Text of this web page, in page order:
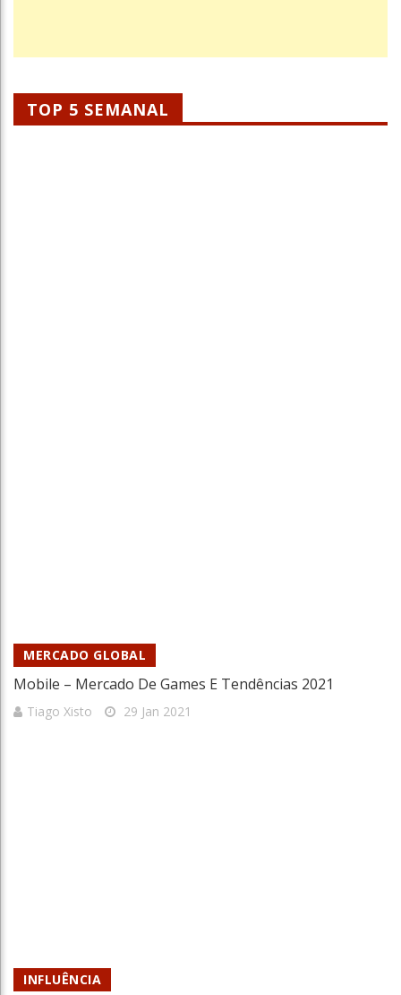
TOP 5 SEMANAL
MERCADO GLOBAL
Mobile – Mercado De Games E Tendências 2021
Tiago Xisto 29 Jan 2021
INFLUÊNCIA